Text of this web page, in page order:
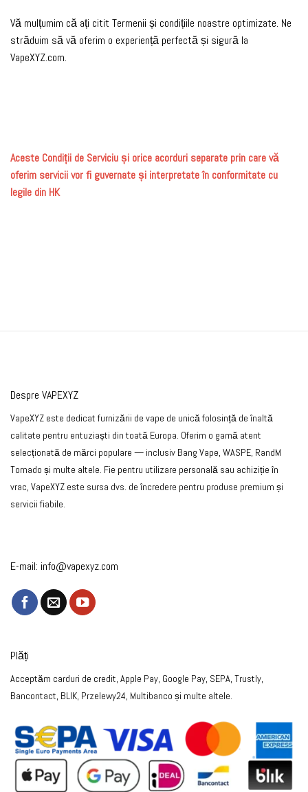
Vă mulțumim că ați citit Termenii și condițiile noastre optimizate. Ne
străduim să vă oferim o experiență perfectă și sigură la
VapeXYZ.com.
Aceste Condiții de Serviciu și orice acorduri separate prin care vă
oferim servicii vor fi guvernate și interpretate în conformitate cu
legile din HK
Despre VAPEXYZ
VapeXYZ este dedicat furnizării de vape de unică folosință de înaltă
calitate pentru entuziaști din toată Europa. Oferim o gamă atent
selecționată de mărci populare — inclusiv Bang Vape, WASPE, RandM
Tornado și multe altele. Fie pentru utilizare personală sau achiziție în
vrac, VapeXYZ este sursa dvs. de încredere pentru produse premium și
servicii fiabile.
E-mail: info@vapexyz.com
Plăți
Acceptăm carduri de credit, Apple Pay, Google Pay, SEPA, Trustly,
Bancontact, BLIK, Przelewy24, Multibanco și multe altele.